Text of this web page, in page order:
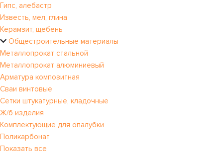
Гипс, алебастр
Известь, мел, глина
Керамзит, щебень
Общестроительные материалы
Металлопрокат стальной
Металлопрокат алюминиевый
Арматура композитная
Сваи винтовые
Сетки штукатурные, кладочные
Ж/б изделия
Комплектующие для опалубки
Поликарбонат
Показать все